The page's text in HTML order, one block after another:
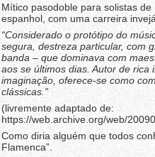
Mítico pasodoble para solistas
espanhol, com uma carreira
“Considerado o protótipo do
segura, destreza particular, com
banda – que dominava com
aos se últimos dias. Autor de
imaginação, oferece-se como
clássicas.”
(livremente adaptado de:
https://web.archive.org/web/
Como diria alguém que todos
Flamenca”.